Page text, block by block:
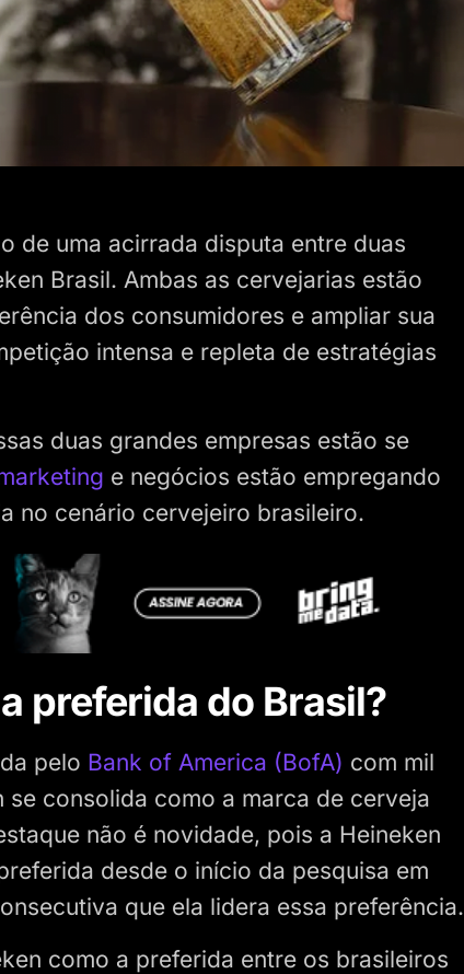
de uma acirrada disputa entre duas
Brasil. Ambas as cervejarias estão
dos consumidores e ampliar sua
intensa e repleta de estratégias
duas grandes empresas estão se
e negócios estão empregando
no cenário cervejeiro brasileiro.
preferida do Brasil?
pelo Bank of America (BofA) com mil
consolida como a marca de cerveja
não é novidade, pois a Heineken
desde o início da pesquisa em
que ela lidera essa preferência.
como a preferida entre os brasileiros